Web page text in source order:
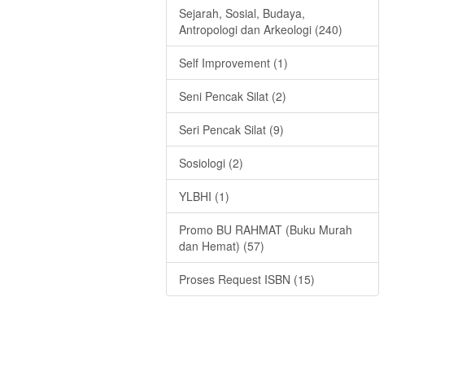
Sejarah, Sosial, Budaya,
Antropologi dan Arkeologi (240)
Self Improvement (1)
Seni Pencak Silat (2)
Seri Pencak Silat (9)
Sosiologi (2)
YLBHI (1)
Promo BU RAHMAT (Buku Murah
dan Hemat) (57)
Proses Request ISBN (15)